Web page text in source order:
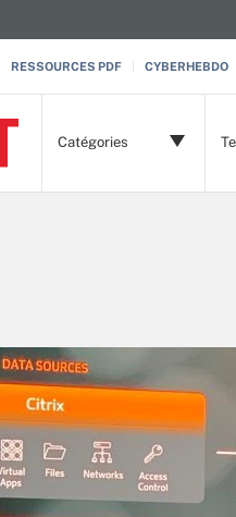
RESSOURCES PDF CYBERHEBDO
Catégories